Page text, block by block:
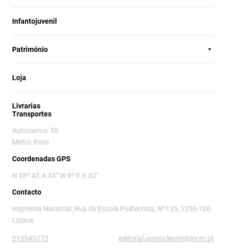
Infantojuvenil
Património
Loja
Livrarias
Transportes
Autocarros: 58
Metro: Rato
Coordenadas GPS
N 38º 43' 4.45" W 9º 9' 6.62"
Contacto
Imprensa Nacional, Rua da Escola Politécnica, Nº135, 1250-100
Lisboa
213945772 editorial.apoiocliente@incm.pt